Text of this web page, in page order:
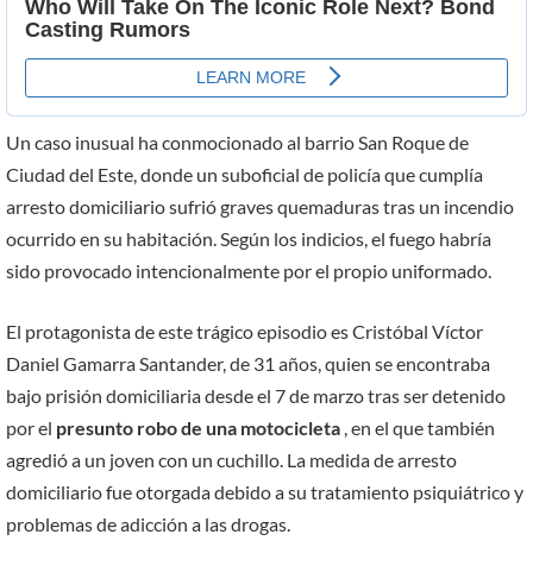
Un caso inusual ha conmocionado al barrio San Roque de
Ciudad del Este, donde un suboficial de policía que cumplía
arresto domiciliario sufrió graves quemaduras tras un incendio
ocurrido en su habitación. Según los indicios, el fuego habría
sido provocado intencionalmente por el propio uniformado.
El protagonista de este trágico episodio es Cristóbal Víctor
Daniel Gamarra Santander, de 31 años, quien se encontraba
bajo prisión domiciliaria desde el 7 de marzo tras ser detenido
por el presunto robo de una motocicleta , en el que también
agredió a un joven con un cuchillo. La medida de arresto
domiciliario fue otorgada debido a su tratamiento psiquiátrico y
problemas de adicción a las drogas.